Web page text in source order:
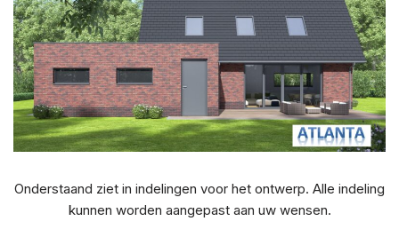
Onderstaand ziet in indelingen voor het ontwerp. Alle indeling
kunnen worden aangepast aan uw wensen.